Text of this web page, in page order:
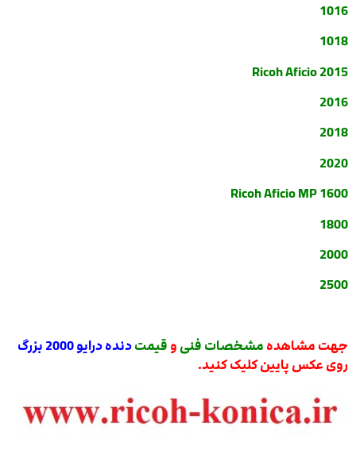
1016
1018
Ricoh Aficio 2015
2016
2018
2020
Ricoh Aficio MP 1600
1800
2000
2500
جهت مشاهده مشخصات فنی و قیمتدنده درایو 2000 بزرگ
روی عکس پایین کلیک کنید.